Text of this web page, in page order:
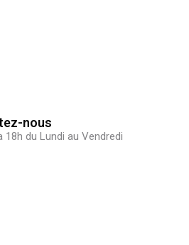
nous
18h du Lundi au Vendredi